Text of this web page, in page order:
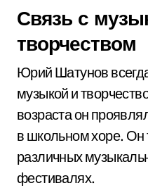
Связь с
творчеством
Юрий Шатунов
музыкой и
возраста он
в школьном хоре. Он
различных
фестивалях.